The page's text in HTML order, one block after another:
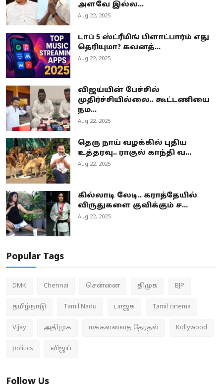
அளவே இல்ல...
Aug 22, 2025
டாப் 5 ஸ்ட்ரீமிங் பிளாட்பார்ம் எது
தெரியுமா? கவனத்...
Aug 22, 2025
விஜய்யின் பேச்சில்
முதிர்ச்சியில்லை.. கூட்டணியை
நம...
Aug 22, 2025
தெரு நாய் வழக்கில் புதிய
உத்தரவு.. ராகுல் காந்தி வ...
Aug 22, 2025
கில்லாடி லேடி.. கராத்தேயில்
விருதுகளை குவிக்கும் ச...
Aug 22, 2025
Popular Tags
DMK Chennai சென்னை திமுக BJP
தமிழ்நாடு Tamil Nadu பாஜக Tamil cinema
Vijay அதிமுக மக்களவைத் தேர்தல் Kollywood
politics விஜய்
Follow Us